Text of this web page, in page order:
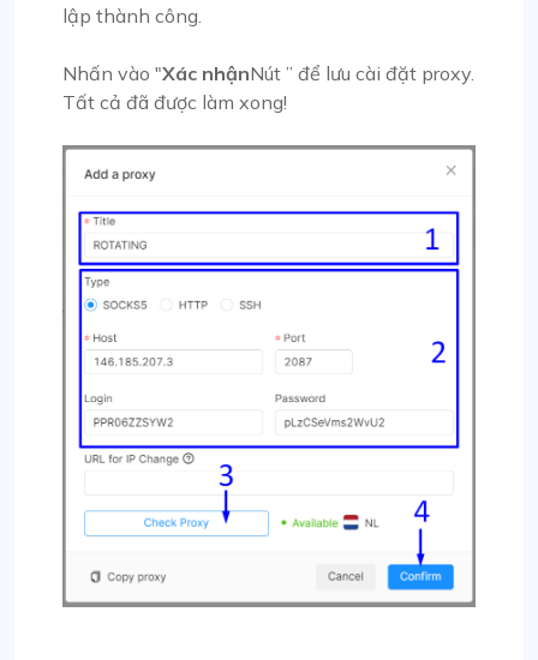
lập thành công.
Nhấn vào "Xác nhậnNút ” để lưu cài đặt proxy.
Tất cả đã được làm xong!